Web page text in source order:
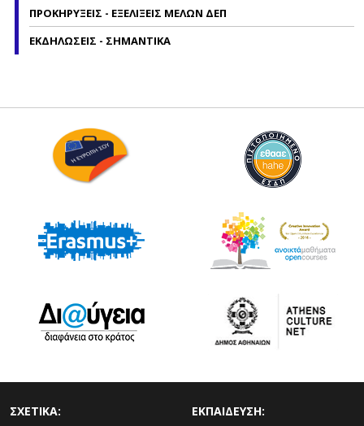
ΠΡΟΚΗΡΥΞΕΙΣ - ΕΞΕΛΙΞΕΙΣ ΜΕΛΩΝ ΔΕΠ
ΕΚΔΗΛΩΣΕΙΣ - ΣΗΜΑΝΤΙΚΑ
ΣΧΕΤΙΚΑ: ΕΚΠΑΙΔΕΥΣΗ: